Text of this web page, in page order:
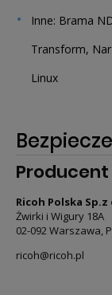
Inne: Brama
Transform,
Linux
Producent
Ricoh Polska Sp.z
Żwirki i Wigury 18A
02-092 Warszawa,
ricoh@ricoh.pl